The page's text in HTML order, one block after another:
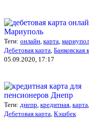
Теги: онлайн карта
Дебетовая карта Банковская
05.09.2020, 17:17
Теги: днепр кредитная карта
Дебетовая карта Кэшбек